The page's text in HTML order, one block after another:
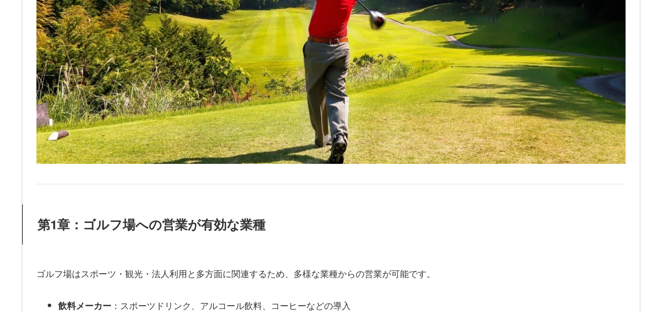
第1章：ゴルフ場への営業が有効な業種
ゴルフ場はスポーツ・観光・法人利用と多方面に関連するため、多様な業種からの営業が可能です。
飲料メーカー：スポーツドリンク、アルコール飲料、コーヒーなどの導入